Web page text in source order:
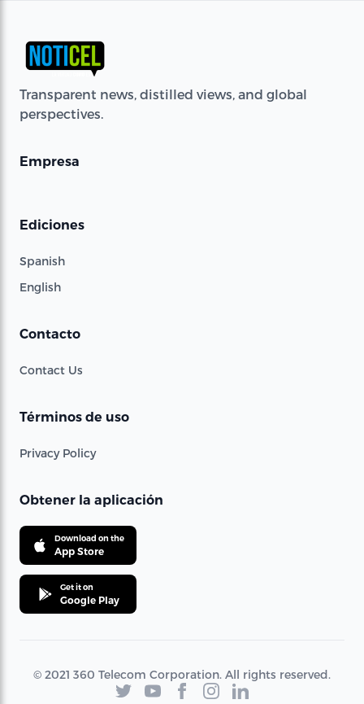
Transparent news, distilled views, and global
perspectives.
Empresa
Ediciones
Spanish
English
Contacto
Contact Us
Términos de uso
Privacy Policy
Obtener la aplicación
Download on the
App Store
Get it on
Google Play
© 2021 360 Telecom Corporation. All rights reserved.